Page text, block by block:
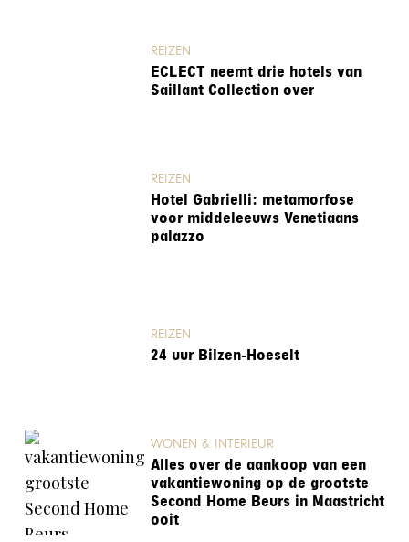
REIZEN
ECLECT neemt drie hotels van
Saillant Collection over
REIZEN
Hotel Gabrielli: metamorfose
voor middeleeuws Venetiaans
palazzo
REIZEN
24 uur Bilzen-Hoeselt
WONEN & INTERIEUR
Alles over de aankoop van een
vakantiewoning op de grootste
Second Home Beurs in Maastricht
ooit